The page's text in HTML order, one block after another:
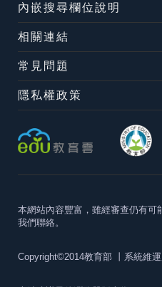
內嵌搜尋欄位說明
相關連結
常見問題
隱私權政策
本網站內容豐富，雖經審查仍有可
我們聯絡。
Copyright©2014教育部 丨系統維